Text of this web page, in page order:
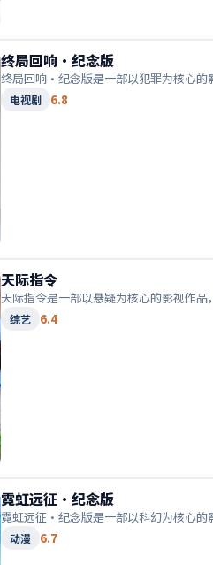
终局回响·纪念版
终局回响·纪念版是一部以犯罪为核心的
电视剧 6.8
天际指令
天际指令是一部以悬疑为核心的影视作品
综艺 6.4
霓虹远征·纪念版
霓虹远征·纪念版是一部以科幻为核心的
动漫 6.7